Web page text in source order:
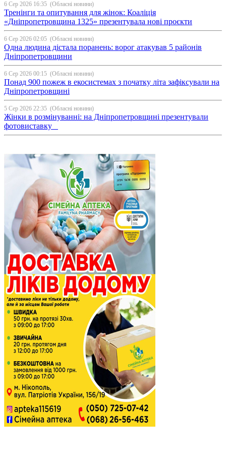
6 Сер 2026 16:35 (Обласні новини)
Тренінги та опитування для жінок: Коаліція
«Дніпропетровщина 1325» презентувала нові проєкти
6 Сер 2026 02:05 (Обласні новини)
Одна людина дістала поранень: ворог атакував 5 районів
Дніпропетровщини
6 Сер 2026 00:15 (Обласні новини)
Понад 900 пожеж в екосистемах з початку літа зафіксували на
Дніпропетровщині
5 Сер 2026 22:35 (Обласні новини)
Жінки в розмінуванні: на Дніпропетровщині презентували
фотовиставку